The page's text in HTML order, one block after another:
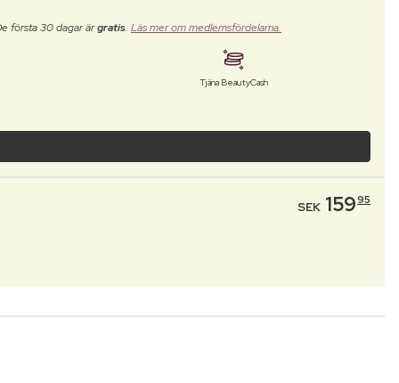
första 30 dagar ärgratis. Läs mer om medlemsfördelarna.
Tjäna BeautyCash
SEK 15995